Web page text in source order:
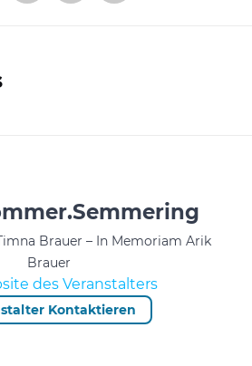
Brauer – In Memoriam Arik
Brauer
des Veranstalters
Kontaktieren